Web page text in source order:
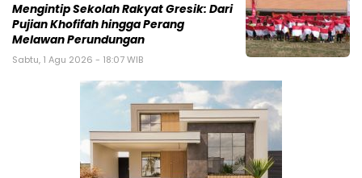
Mengintip Sekolah Rakyat Gresik: Dari
Pujian Khofifah hingga Perang
Melawan Perundungan
Sabtu, 1 Agu 2026 - 18:07 WIB